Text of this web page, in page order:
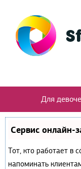
Для
Сервис онлайн-
Тот, кто работает в
напоминать